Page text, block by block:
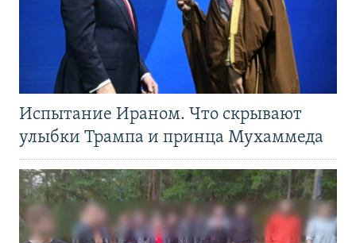
Испытание Ираном. Что скрывают
улыбки Трампа и принца Мухаммеда